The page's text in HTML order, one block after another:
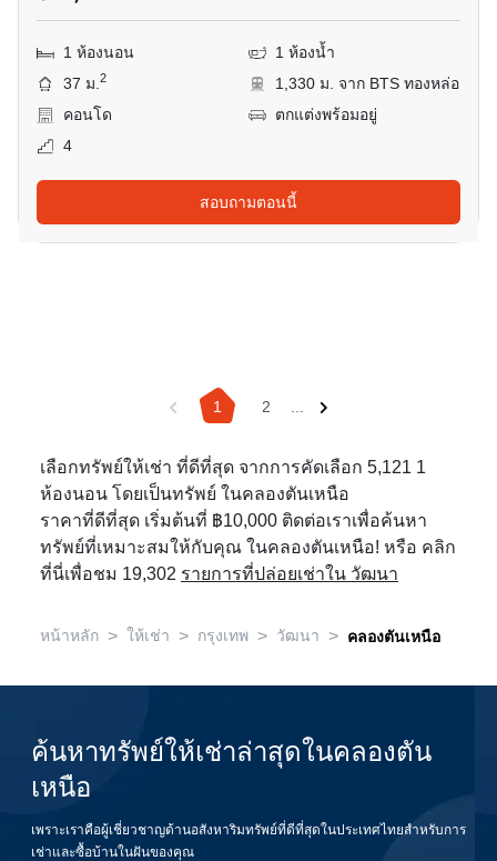
1 ห้องนอน
1 ห้องน้ำ
37 ม.2
1,330 ม. จาก BTS ทองหล่อ
คอนโด
ตกแต่งพร้อมอยู่
4
สอบถามตอนนี้
1 2 ...
เลือกทรัพย์ให้เช่า ที่ดีที่สุด จากการคัดเลือก 5,121 1
ห้องนอน โดยเป็นทรัพย์ ในคลองตันเหนือ
ราคาที่ดีที่สุด เริ่มต้นที่ ฿10,000 ติดต่อเราเพื่อค้นหา
ทรัพย์ที่เหมาะสมให้กับคุณ ในคลองตันเหนือ! หรือ คลิก
ที่นี่เพื่อชม 19,302 รายการที่ปล่อยเช่าใน วัฒนา
หน้าหลัก > ให้เช่า > กรุงเทพ > วัฒนา > คลองตันเหนือ
ค้นหาทรัพย์ให้เช่าล่าสุดในคลองตัน
เหนือ
เพราะเราคือผู้เชี่ยวชาญด้านอสังหาริมทรัพย์ที่ดีที่สุดในประเทศไทยสำหรับการ
เช่าและซื้อบ้านในฝันของคุณ